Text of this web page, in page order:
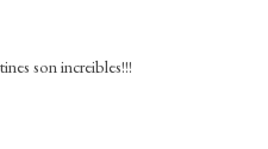
son increibles!!!